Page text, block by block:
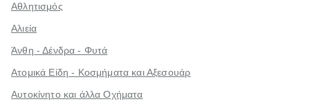
Αθλητισμός
Αλιεία
Άνθη - Δένδρα - Φυτά
Ατομικά Είδη - Κοσμήματα και Αξεσουάρ
Αυτοκίνητο και άλλα Οχήματα